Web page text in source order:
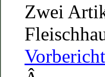
Zwei